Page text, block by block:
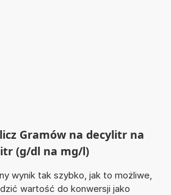
Gramów na decylitr na
(g/dl na mg/l)
wynik tak szybko, jak to możliwe,
wartość do konwersji jako